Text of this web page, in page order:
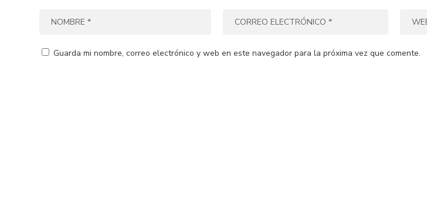
Guarda mi nombre, correo electrónico y web en este navegador para la próxima vez que comente.